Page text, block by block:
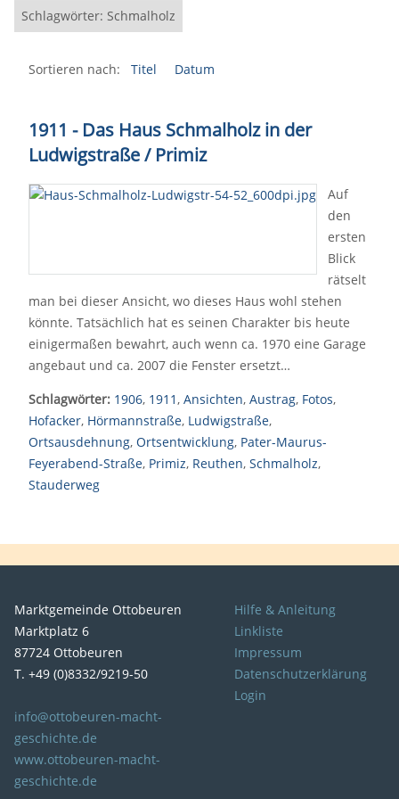
Schlagwörter: Schmalholz
Sortieren nach: Titel Datum
1911 - Das Haus Schmalholz in der
Ludwigstraße / Primiz
Auf
den
ersten
Blick
rätselt
man bei dieser Ansicht, wo dieses Haus wohl stehen
könnte. Tatsächlich hat es seinen Charakter bis heute
einigermaßen bewahrt, auch wenn ca. 1970 eine Garage
angebaut und ca. 2007 die Fenster ersetzt…
Schlagwörter: 1906, 1911, Ansichten, Austrag, Fotos,
Hofacker, Hörmannstraße, Ludwigstraße,
Ortsausdehnung, Ortsentwicklung, Pater-Maurus-
Feyerabend-Straße, Primiz, Reuthen, Schmalholz,
Stauderweg
Marktgemeinde Ottobeuren
Marktplatz 6
87724 Ottobeuren
T. +49 (0)8332/9219-50
info@ottobeuren-macht-
geschichte.de
www.ottobeuren-macht-
geschichte.de
Hilfe & Anleitung
Linkliste
Impressum
Datenschutzerklärung
Login